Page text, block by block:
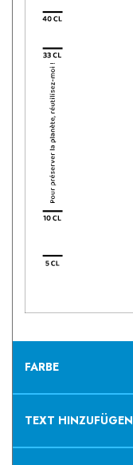
FARBE
TEXT HINZUFÜGEN